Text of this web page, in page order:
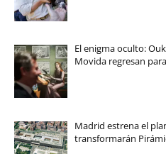
El enigma oculto:
Movida regresan
Madrid estrena el
transformarán